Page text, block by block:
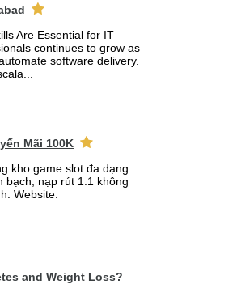
Are Essential for IT
continues to grow as
software delivery.
Mãi 100K
kho game slot đa dạng
bạch, nạp rút 1:1 không
Website:
and Weight Loss?